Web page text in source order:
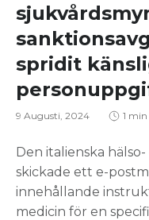
spridit
9 Augusti, 2024 1
Den italienska
skickade ett e-
innehållande
medicin för en